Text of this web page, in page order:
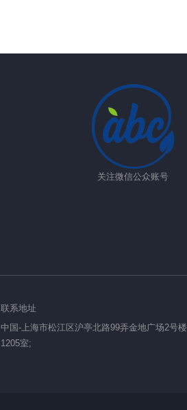
关注微信公众账号
联系地址
中国-上海市松江区沪亭北路99弄金地广场2号楼
1205室;